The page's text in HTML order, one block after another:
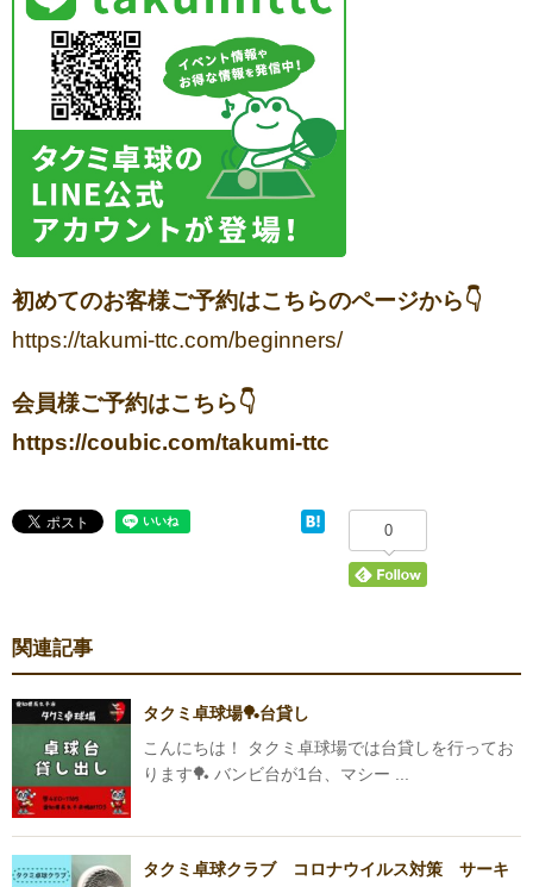
初めてのお客様ご予約はこちらのページから👇
https://takumi-ttc.com/beginners/
会員様ご予約はこちら👇
https://coubic.com/takumi-ttc
0
関連記事
タクミ卓球場🏓台貸し
こんにちは！ タクミ卓球場では台貸しを行ってお
ります🏓 バンビ台が1台、マシー ...
タクミ卓球クラブ コロナウイルス対策 サーキ